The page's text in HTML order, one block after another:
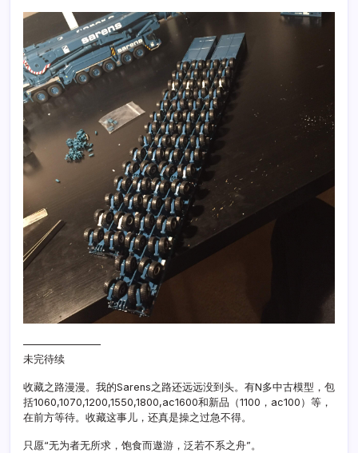
———————–
未完待续
收藏之路漫漫。我的Sarens之路还远远没到头。有N多中古模型，包
括1060,1070,1200,1550,1800,ac1600和新品（1100，ac100）等，
在前方等待。收藏这事儿，还真是操之过急不得。
只愿“无为者无所求，饱食而遨游，泛若不系之舟”。